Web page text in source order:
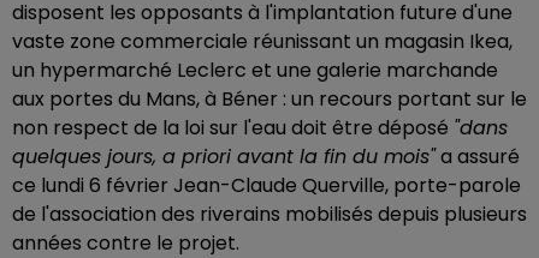
disposent les opposants à l'implantation future d'une
vaste zone commerciale réunissant un magasin Ikea,
un hypermarché Leclerc et une galerie marchande
aux portes du Mans, à Béner : un recours portant sur le
non respect de la loi sur l'eau doit être déposé "dans
quelques jours, a priori avant la fin du mois"a assuré
ce lundi 6 février Jean-Claude Querville, porte-parole
de l'association des riverains mobilisés depuis plusieurs
années contre le projet.